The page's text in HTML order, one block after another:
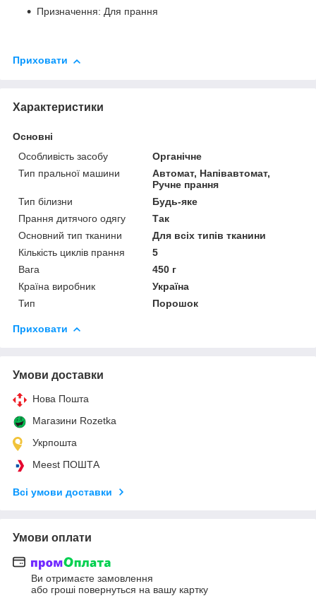
Призначення: Для прання
Приховати
Характеристики
Основні
Особливість засобу
Органічне
Тип пральної машини
Автомат, Напівавтомат,
Ручне прання
Тип білизни
Будь-яке
Прання дитячого одягу
Так
Основний тип тканини
Для всіх типів тканини
Кількість циклів прання
5
Вага
450 г
Країна виробник
Україна
Тип
Порошок
Приховати
Умови доставки
Нова Пошта
Магазини Rozetka
Укрпошта
Meest ПОШТА
Всі умови доставки
Умови оплати
Ви отримаєте замовлення
або гроші повернуться на вашу картку